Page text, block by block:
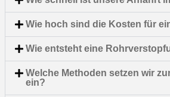
Wie hoch sind die Kosten für
Wie entsteht eine
Welche Methoden setzen wir
ein?